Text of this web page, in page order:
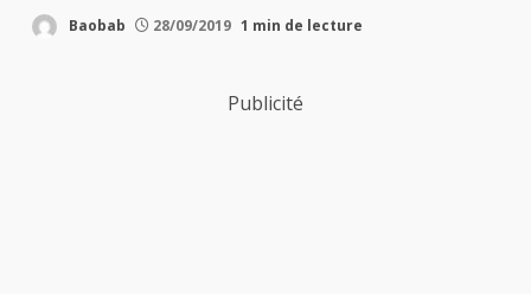
Baobab 28/09/2019 1 min de lecture
Publicité